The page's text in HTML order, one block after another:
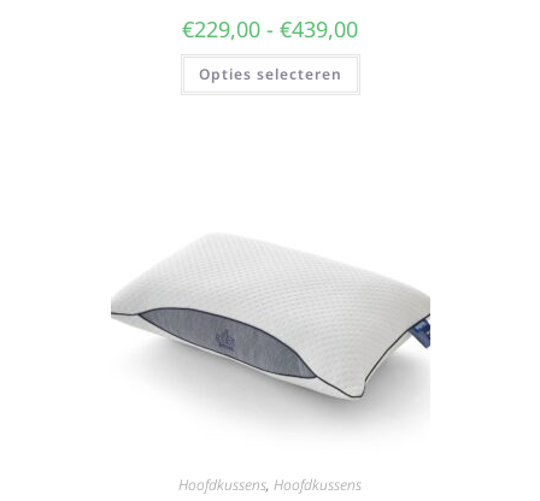
€229,00 - €439,00
Opties selecteren
Hoofdkussens, Hoofdkussens